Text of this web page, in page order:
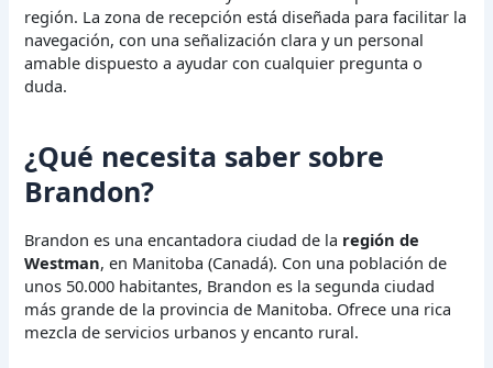
región. La zona de recepción está diseñada para facilitar la
navegación, con una señalización clara y un personal
amable dispuesto a ayudar con cualquier pregunta o
duda.
¿Qué necesita saber sobre
Brandon?
Brandon es una encantadora ciudad de la región de
Westman, en Manitoba (Canadá). Con una población de
unos 50.000 habitantes, Brandon es la segunda ciudad
más grande de la provincia de Manitoba. Ofrece una rica
mezcla de servicios urbanos y encanto rural.